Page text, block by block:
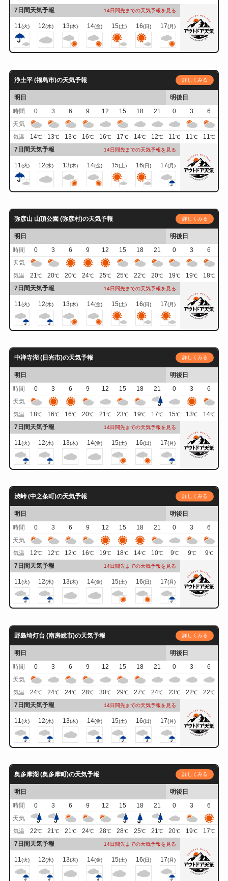
7日間天気予報 14日間先までの天気予報を見る
11(火) 12(水) 13(木) 14(金) 15(土) 16(日) 17(月)
浄土平 (福島市)の天気予報 詳しくみる
明日
明後日
時間
0 3 6 9 12 15 18 21 0 3
6
天気
気温 14℃ 13℃ 13℃ 16℃ 16℃ 17℃ 14℃ 12℃ 11℃ 11℃ 11℃
7日間天気予報 14日間先までの天気予報を見る
11(火) 12(水) 13(木) 14(金) 15(土) 16(日) 17(月)
弥彦山 山頂公園 (弥彦村)の天気予報 詳しくみる
明日
明後日
時間
0 3 6 9 12 15 18 21 0 3
6
天気
気温 21℃ 20℃ 20℃ 24℃ 25℃ 25℃ 22℃ 20℃ 19℃ 19℃ 18℃
7日間天気予報 14日間先までの天気予報を見る
11(火) 12(水) 13(木) 14(金) 15(土) 16(日) 17(月)
中禅寺湖 (日光市)の天気予報 詳しくみる
明日
明後日
時間
0 3 6 9 12 15 18 21 0 3
6
天気
気温 18℃ 16℃ 16℃ 20℃ 21℃ 23℃ 19℃ 17℃ 15℃ 13℃ 14℃
7日間天気予報 14日間先までの天気予報を見る
11(火) 12(水) 13(木) 14(金) 15(土) 16(日) 17(月)
渋峠 (中之条町)の天気予報 詳しくみる
明日
明後日
時間
0 3 6 9 12 15 18 21 0 3
6
天気
気温 12℃ 12℃ 12℃ 16℃ 19℃ 18℃ 14℃ 10℃ 9℃ 9℃ 9℃
7日間天気予報 14日間先までの天気予報を見る
11(火) 12(水) 13(木) 14(金) 15(土) 16(日) 17(月)
野島埼灯台 (南房総市)の天気予報 詳しくみる
明日
明後日
時間
0 3 6 9 12 15 18 21 0 3
6
天気
気温 24℃ 24℃ 24℃ 28℃ 30℃ 29℃ 27℃ 24℃ 23℃ 22℃ 22℃
7日間天気予報 14日間先までの天気予報を見る
11(火) 12(水) 13(木) 14(金) 15(土) 16(日) 17(月)
奥多摩湖 (奥多摩町)の天気予報 詳しくみる
明日
明後日
時間
0 3 6 9 12 15 18 21 0 3
6
天気
気温 22℃ 21℃ 21℃ 24℃ 28℃ 28℃ 25℃ 21℃ 20℃ 19℃ 17℃
7日間天気予報 14日間先までの天気予報を見る
11(火) 12(水) 13(木) 14(金) 15(土) 16(日) 17(月)